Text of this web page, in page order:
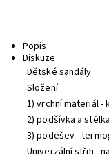
Popis
Diskuze
Dětské sandály
Složení:
1) vrchní materiál -
2) podšívka a
3) podešev -
Univerzální střih -